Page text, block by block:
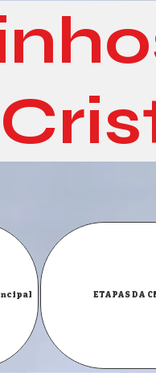
ETAPAS DA